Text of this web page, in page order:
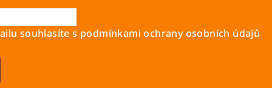
souhlasíte s podmínkami ochrany osobních údajů